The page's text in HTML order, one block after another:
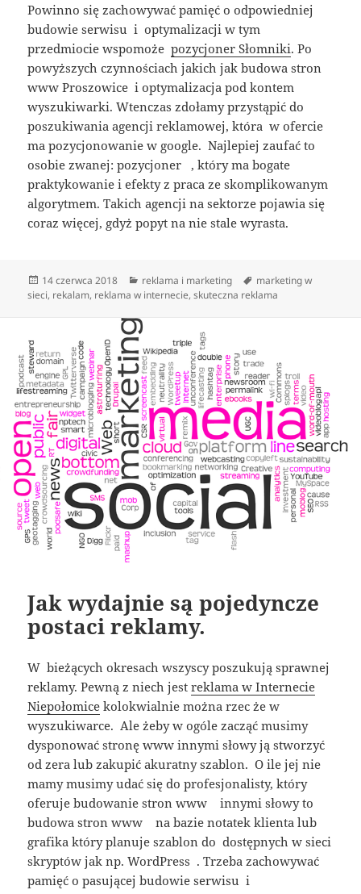
Powinno się zachowywać pamięć o odpowiedniej
budowie serwisu i optymalizacji w tym
przedmiocie wspomożepozycjoner Słomniki. Po
powyższych czynnościach jakich jak budowa stron
www Proszowice i optymalizacja pod kontem
wyszukiwarki. Wtenczas zdołamy przystąpić do
poszukiwania agencji reklamowej, która w ofercie
ma pozycjonowanie w google. Najlepiej zaufać to
osobie zwanej: pozycjoner , który ma bogate
praktykowanie i efekty z praca ze skomplikowanym
algorytmem. Takich agencji na sektorze pojawia się
coraz więcej, gdyż popyt na nie stale wyrasta.
Data
publikacji
14 czerwca 2018 Kategorie
reklama i marketing Tagi
marketing w
sieci, rekalam, reklama w internecie,skuteczna reklama
Jak wydajnie są pojedyncze
postaci reklamy.
W bieżących okresach wszyscy poszukują sprawnej
reklamy. Pewną z niech jestreklama w Internecie
Niepołomice kolokwialnie można rzec że w
wyszukiwarce. Ale żeby w ogóle zacząć musimy
dysponować stronę www innymi słowy ją stworzyć
od zera lub zakupić akuratny szablon. O ile jej nie
mamy musimy udać się do profesjonalisty, który
oferuje budowanie stron www innymi słowy to
budowa stron www na bazie notatek klienta lub
grafika który planuje szablon do dostępnych w sieci
skryptów jak np. WordPress . Trzeba zachowywać
pamięć o pasującej budowie serwisu i